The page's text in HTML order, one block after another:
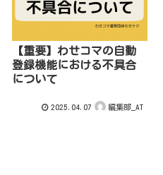
【重要】わせコマの自動
登録機能における不具合
について
2025.04.07 編集部_AT